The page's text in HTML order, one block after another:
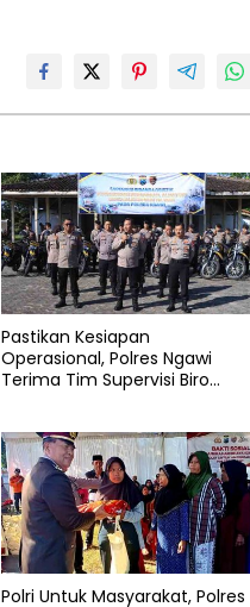
Pastikan Kesiapan
Operasional, Polres Ngawi
Terima Tim Supervisi Biro
Polri Untuk Masyarakat, Polres